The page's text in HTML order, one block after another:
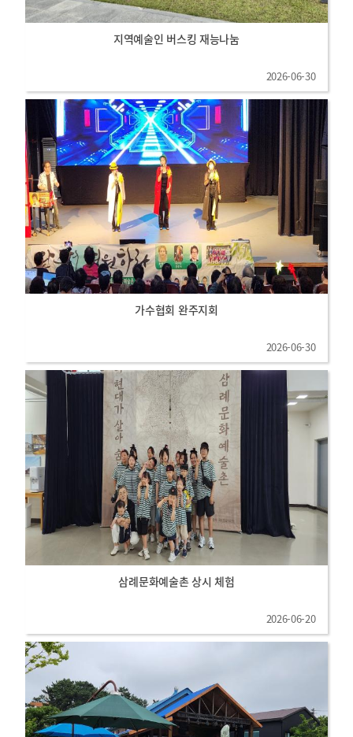
지역예술인 버스킹 재능나눔
2026-06-30
가수협회 완주지회
2026-06-30
삼례문화예술촌 상시 체험
2026-06-20